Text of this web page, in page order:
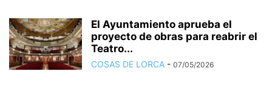
El Ayuntamiento aprueba el
proyecto de obras para reabrir el
Teatro...
COSAS DE LORCA - 07/05/2026